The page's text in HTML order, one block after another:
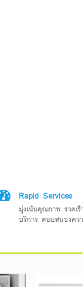
Rapid Services
มุ่งเน้นคุณภาพ รวดเ
บริการ ตอบสนองคว